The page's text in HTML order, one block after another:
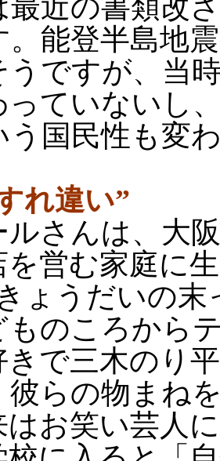
最近の書類改
。能登半島地
うですが、当
っていないし
う国民性も変
れ違い”
さんは、大
を営む家庭に
ょうだいの末
ものころから
きで三木のり
彼らの物まね
はお笑い芸人